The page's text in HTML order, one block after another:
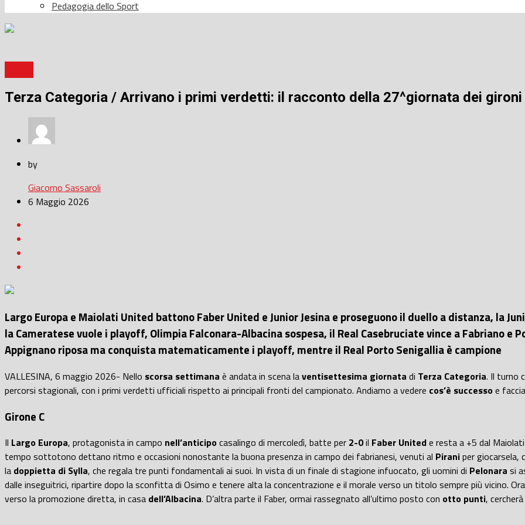
Pedagogia dello Sport
Terza Categoria / Arrivano i primi verdetti: il racconto della 27^giornata dei gironi
by
Giacomo Sassaroli
6 Maggio 2026
Largo Europa e Maiolati United battono Faber United e Junior Jesina e proseguono il duello a distanza, la
la Cameratese vuole i playoff, Olimpia Falconara-Albacina sospesa, il Real Casebruciate vince a Fabriano e
Appignano riposa ma conquista matematicamente i playoff, mentre il Real Porto Senigallia è campione
VALLESINA, 6 maggio 2026- Nello scorsa settimana è andata in scena laventisettesima giornata di Terza Categoria. Il turno
percorsi stagionali, con i primi verdetti ufficiali rispetto ai principali fronti del campionato. Andiamo a vedere cos’è successoe
Girone C
Il Largo Europa, protagonista in campo nell’anticipocasalingo di mercoledì, batte per 2-0il Faber Unitede resta a +5 dal
tempo sottotono dettano ritmo e occasioni nonostante la buona presenza in campo dei fabrianesi, venuti al Piraniper giocarsela,
la doppietta di Sylla, che regala tre punti fondamentali ai suoi. In vista di un finale di stagione infuocato, gli uomini di Pelonara si
dalle inseguitrici, ripartire dopo la sconfitta di Osimo e tenere alta la concentrazione e il morale verso un titolo sempre più vicino.
verso la promozione diretta, in casa dell’Albacina. D’altra parte il Faber, ormai rassegnato all’ultimo posto con otto punti,